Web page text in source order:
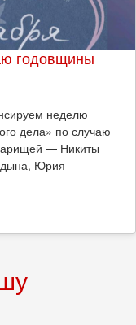
годовщины
неделю
дела» по случаю
— Никиты
Юрия